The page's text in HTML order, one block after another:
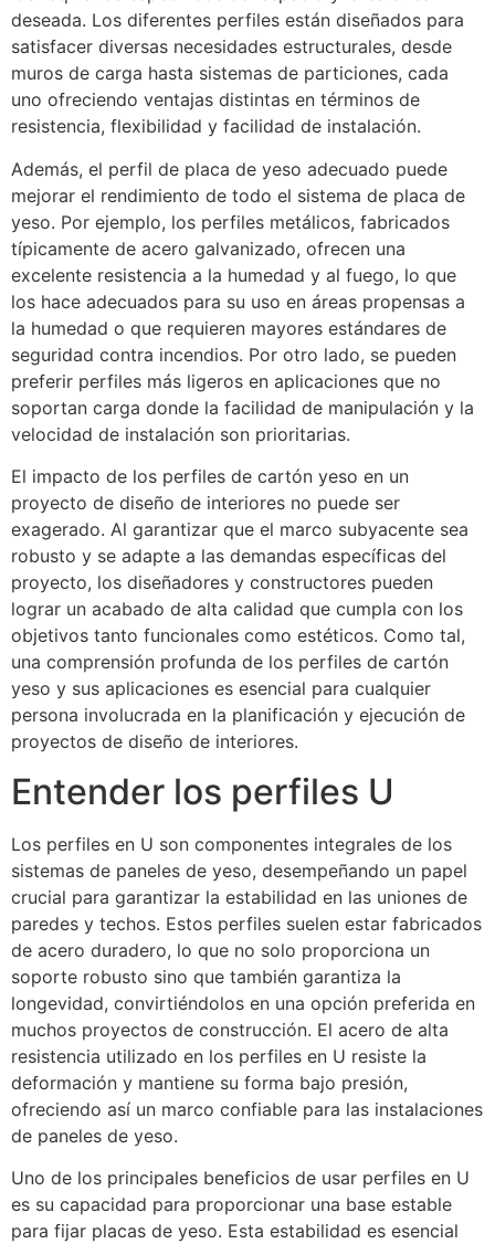
deseada. Los diferentes perfiles están diseñados para
satisfacer diversas necesidades estructurales, desde
muros de carga hasta sistemas de particiones, cada
uno ofreciendo ventajas distintas en términos de
resistencia, flexibilidad y facilidad de instalación.
Además, el perfil de placa de yeso adecuado puede
mejorar el rendimiento de todo el sistema de placa de
yeso. Por ejemplo, los perfiles metálicos, fabricados
típicamente de acero galvanizado, ofrecen una
excelente resistencia a la humedad y al fuego, lo que
los hace adecuados para su uso en áreas propensas a
la humedad o que requieren mayores estándares de
seguridad contra incendios. Por otro lado, se pueden
preferir perfiles más ligeros en aplicaciones que no
soportan carga donde la facilidad de manipulación y la
velocidad de instalación son prioritarias.
El impacto de los perfiles de cartón yeso en un
proyecto de diseño de interiores no puede ser
exagerado. Al garantizar que el marco subyacente sea
robusto y se adapte a las demandas específicas del
proyecto, los diseñadores y constructores pueden
lograr un acabado de alta calidad que cumpla con los
objetivos tanto funcionales como estéticos. Como tal,
una comprensión profunda de los perfiles de cartón
yeso y sus aplicaciones es esencial para cualquier
persona involucrada en la planificación y ejecución de
proyectos de diseño de interiores.
Entender los perfiles U
Los perfiles en U son componentes integrales de los
sistemas de paneles de yeso, desempeñando un papel
crucial para garantizar la estabilidad en las uniones de
paredes y techos. Estos perfiles suelen estar fabricados
de acero duradero, lo que no solo proporciona un
soporte robusto sino que también garantiza la
longevidad, convirtiéndolos en una opción preferida en
muchos proyectos de construcción. El acero de alta
resistencia utilizado en los perfiles en U resiste la
deformación y mantiene su forma bajo presión,
ofreciendo así un marco confiable para las instalaciones
de paneles de yeso.
Uno de los principales beneficios de usar perfiles en U
es su capacidad para proporcionar una base estable
para fijar placas de yeso. Esta estabilidad es esencial